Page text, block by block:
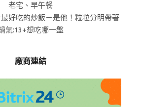
老宅、早午餐
好吃的炒飯－是他！粒粒分明帶著
氣:13+想吃哪一盤
廠商連結